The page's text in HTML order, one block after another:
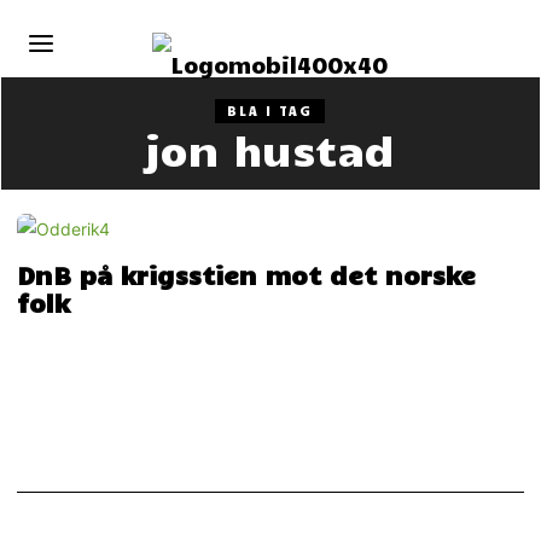
BLA I TAG
jon hustad
DnB på krigsstien mot det norske
folk